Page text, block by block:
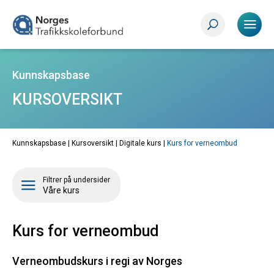
Kunnskapsbase
KURSOVERSIKT
Kunnskapsbase | Kursoversikt Digitale kurs Kurs for verneombud
Filtrer på undersider
Våre kurs
Kurs for verneombud
Verneombudskurs i regi av Norges